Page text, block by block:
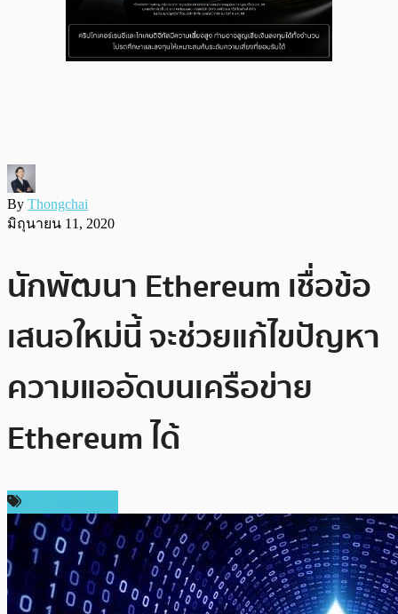
By Thongchai
มิถุนายน 11, 2020
นักพัฒนา Ethereum เชื่อข้อ
เสนอใหม่นี้ จะช่วยแก้ไขปัญหา
ความแออัดบนเครือข่าย
Ethereum ได้